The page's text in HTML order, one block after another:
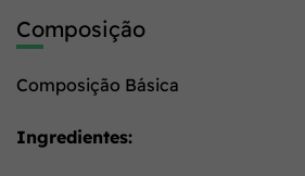
Composição
Composição Básica
Ingredientes: